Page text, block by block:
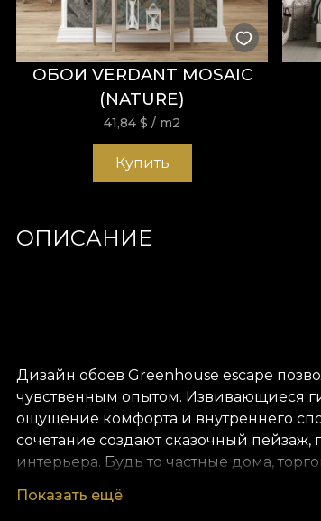
ОБОИ VERDANT MOSAIC
(NATURE)
41,84$ / m2
Купить
ОПИСАНИЕ
Дизайн обоев Greenhouse escape
чувственным опытом. Извивающиеся
ощущение комфорта и внутреннего
сочетание создают сказочный пейзаж,
интерьера. Будь то частные дома,
Показать ещё